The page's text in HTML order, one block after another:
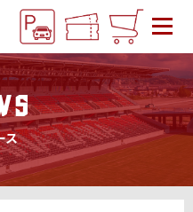
ス